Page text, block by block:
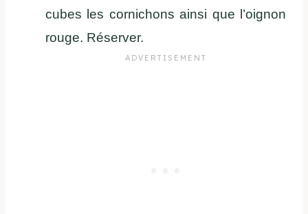
cubes les cornichons ainsi que l’oignon
rouge. Réserver.